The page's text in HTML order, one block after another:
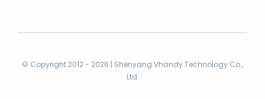
© Copyright 2012 - 2026 | Shenyang Vhandy Technology Co.,
Ltd.